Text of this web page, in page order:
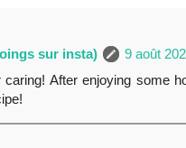
sur insta)
9 août
caring! After enjoying some